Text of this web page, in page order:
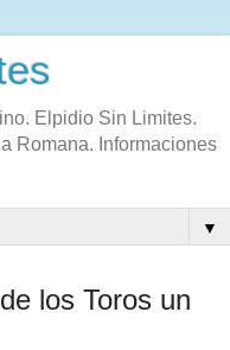
Elpidio Sin Limites.
Romana. Informaciones
▼
los Toros un